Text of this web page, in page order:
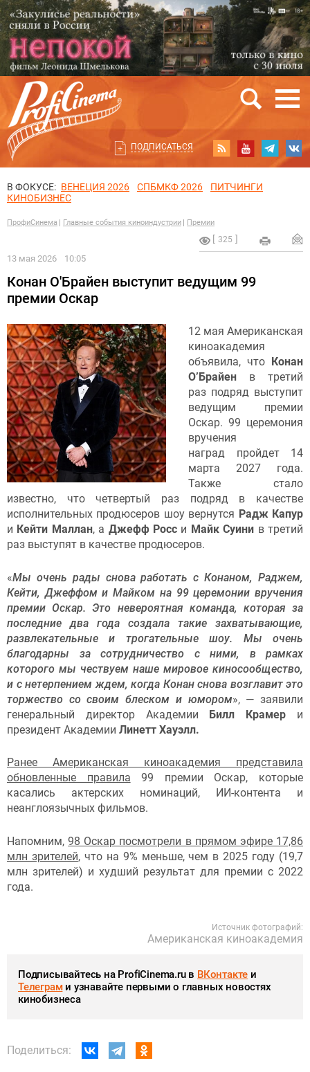
ПОДПИСАТЬСЯ
В ФОКУСЕ: ВЕНЕЦИЯ 2026 СПБМКФ 2026
ПИТЧИНГИ
КИНОБИЗНЕС
ПрофиСинема Главные события киноиндустрии Премии
325
13 мая 2026 10:05
Конан О'Брайен выступит ведущим 99
премии Оскар
12 мая Американская
киноакадемия
объявила, что
Конан
О’Брайен в третий
раз подряд выступит
ведущим премии
Оскар. 99 церемония
вручения
наград пройдет 14
марта 2027 года.
Также стало
известно, что четвертый раз подряд в качестве
исполнительных продюсеров шоу вернутся Радж Капур
и Кейти Маллан, а Джефф Росс и Майк Суини в третий
раз выступят в качестве продюсеров.
«Мы очень рады снова работать с Конаном, Раджем,
Кейти, Джеффом и Майком на 99 церемонии вручения
премии Оскар. Это невероятная команда, которая за
последние два года создала такие захватывающие,
развлекательные и трогательные шоу. Мы очень
благодарны за сотрудничество с ними, в рамках
которого мы чествуем наше мировое киносообщество,
и с нетерпением ждем, когда Конан снова возглавит это
торжество со своим блеском и юмором», — заявили
генеральный директор Академии Билл Крамер и
президент Академии Линетт Хауэлл.
Ранее Американская киноакадемия представила
обновленные правила 99 премии Оскар, которые
касались актерских номинаций, ИИ-контента и
неанглоязычных фильмов.
Напомним,98 Оскар посмотрели в прямом эфире 17,86
млн зрителей, что на 9% меньше, чем в 2025 году (19,7
млн зрителей) и худший результат для премии с 2022
года.
Источник фотографий:
Американская киноакадемия
Подписывайтесь на ProfiCinema.ru в ВКонтакте и
Телеграми узнавайте первыми о главных новостях
кинобизнеса
Поделиться: